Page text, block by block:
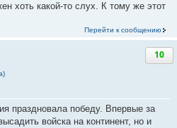
хоть какой-то слух. К тому же этот
Перейти к сообщению
10
праздновала победу. Впервые за
войска на континент, но и